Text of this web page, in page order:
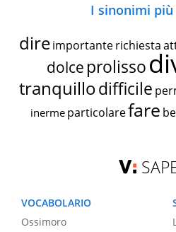
I sinonimi
dire importante richiesta
dolce prolisso
tranquillodifficile
inerme particolarefare
VOCABOLARIO
Ossimoro